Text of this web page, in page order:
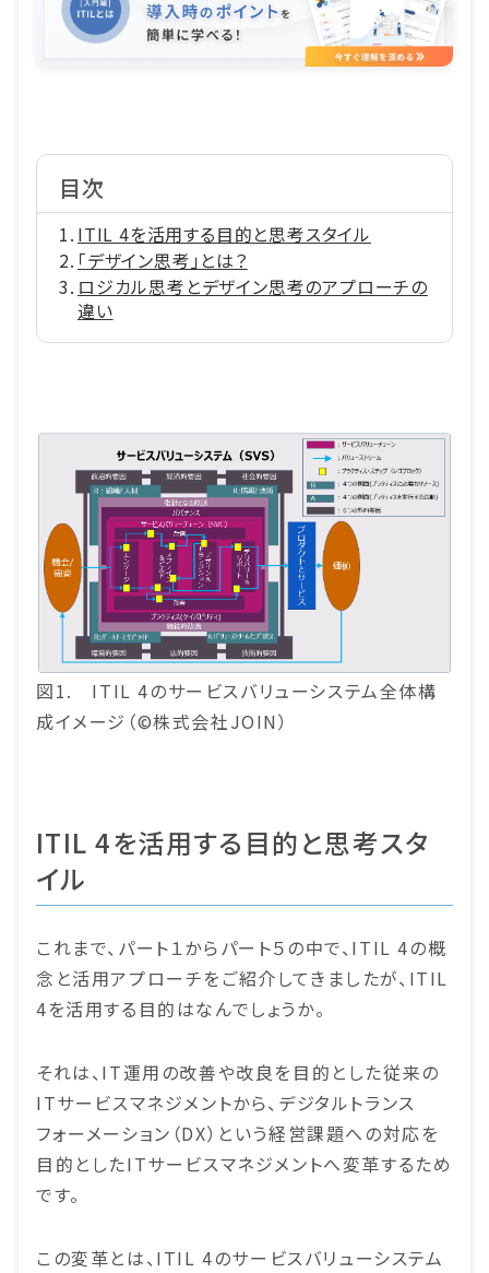
目次
ITIL 4を活用する目的と思考スタイル
「デザイン思考」とは？
ロジカル思考とデザイン思考のアプローチの
違い
図1. ITIL 4のサービスバリューシステム全体構
成イメージ（©株式会社JOIN）
ITIL 4を活用する目的と思考スタ
イル
これまで、パート１からパート５の中で、ITIL 4の概
念と活用アプローチをご紹介してきましたが、ITIL
4を活用する目的はなんでしょうか。
それは、IT運用の改善や改良を目的とした従来の
ITサービスマネジメントから、デジタルトランス
フォーメーション（DX）という経営課題への対応を
目的としたITサービスマネジメントへ変革するため
です。
この変革とは、ITIL 4のサービスバリューシステム